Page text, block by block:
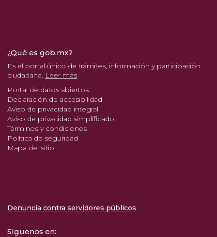
¿Qué es gob.mx?
Es el portal único de trámites, información y participación
ciudadana. Leer más
Portal de datos abiertos
Declaración de accesibilidad
Aviso de privacidad integral
Aviso de privacidad simplificado
Términos y condiciones
Política de seguridad
Mapa del sitio
Denuncia contra servidores públicos
Síguenos en: